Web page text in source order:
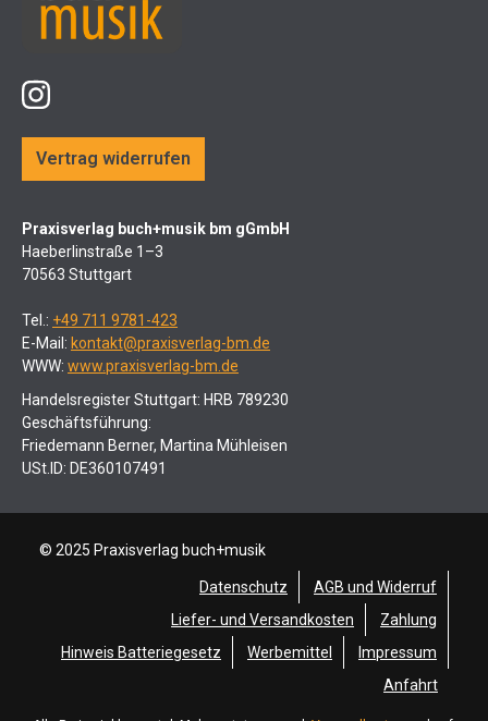
Vertrag widerrufen
Praxisverlag buch+musik bm gGmbH
Haeberlinstraße 1–3
70563 Stuttgart
Tel.: +49 711 9781-423
E-Mail: kontakt@praxisverlag-bm.de
WWW: www.praxisverlag-bm.de
Handelsregister Stuttgart: HRB 789230
Geschäftsführung:
Friedemann Berner, Martina Mühleisen
USt.ID: DE360107491
© 2025 Praxisverlag buch+musik
Datenschutz
AGB und Widerruf
Liefer- und Versandkosten
Zahlung
Hinweis Batteriegesetz
Werbemittel
Impressum
Anfahrt